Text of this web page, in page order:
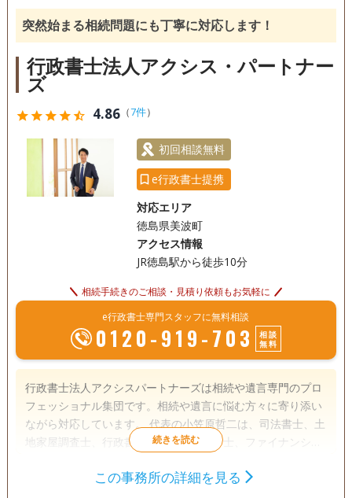
突然始まる相続問題にも丁寧に対応します！
行政書士法人アクシス・パートナー
ズ
starstarstarstarstar_half 4.86（7件）
初回相談無料
e行政書士提携
対応エリア
徳島県美波町
アクセス情報
JR徳島駅から徒歩10分
相続手続きのご相談・見積り依頼もお気軽に
e行政書士専門スタッフに無料相談
0120-919-703
相談
無料
行政書士法人アクシスパートナーズは相続や遺言専門のプロ
フェッショナル集団です。相続や遺言に悩む方々に寄り添い
ながら対応しています。 代表の小笠原哲二は、司法書士、土
地家屋調査士、行政書士、宅地建物取引士、ファイナンシャ
格を多数取得。豊富な知識とこれまでの実績で、遺言や相続
遺産分割
この事務所の詳細を見る